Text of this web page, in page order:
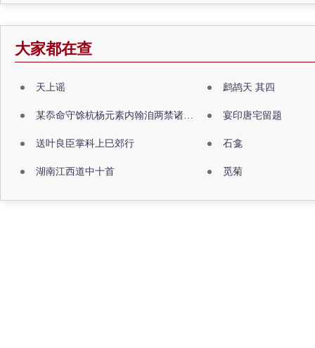
大家都在查
天上谣 鹧鸪天 其四
某忝命守馀杭杨元素内翰洎两禁诸公出祖佛寺 宴印唐宅留题
送叶良臣掌科上巳郊行 石龛
湖南江西道中十首 觅菊